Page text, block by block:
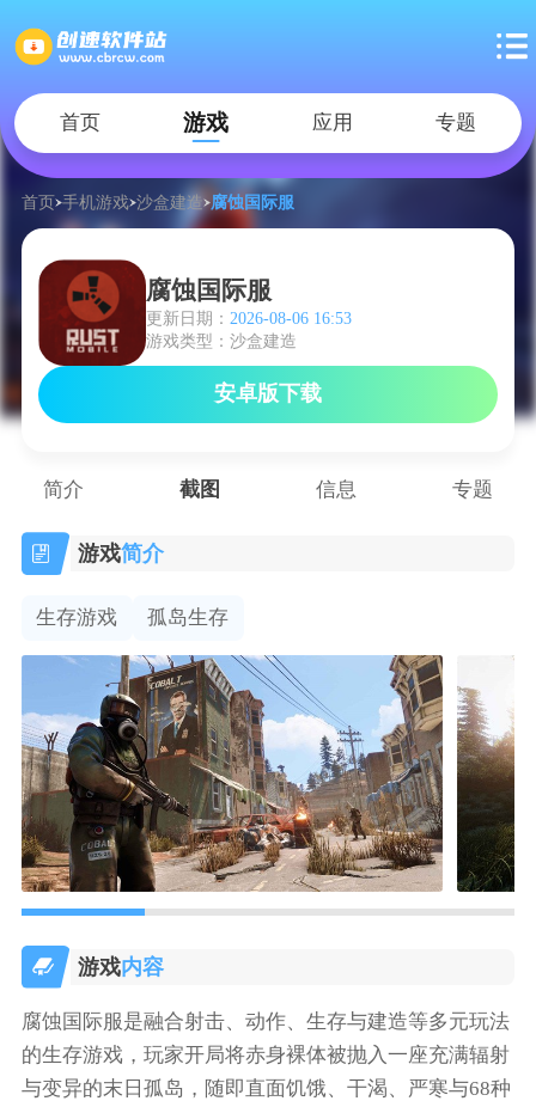
首页 游戏 应用 专题
首页 手机游戏 沙盒建造 腐蚀国际服
腐蚀国际服
更新日期： 2026-08-06 16:53
游戏类型：沙盒建造
安卓版下载
简介 截图 信息 专题
游戏简介
生存游戏 孤岛生存
游戏内容
腐蚀国际服是融合射击、动作、生存与建造等多元玩法
的生存游戏，玩家开局将赤身裸体被抛入一座充满辐射
与变异的末日孤岛，随即直面饥饿、干渴、严寒与68种